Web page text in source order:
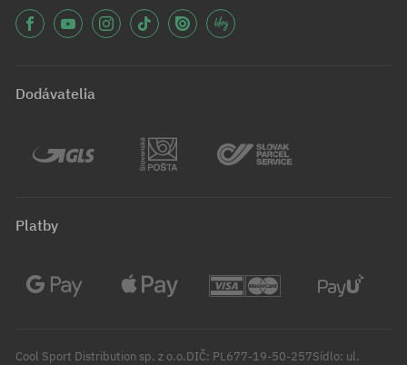
Dodávatelia
Platby
Cool Sport Distribution sp. z o.o.DIČ: PL677-19-50-257Sídlo: ul.